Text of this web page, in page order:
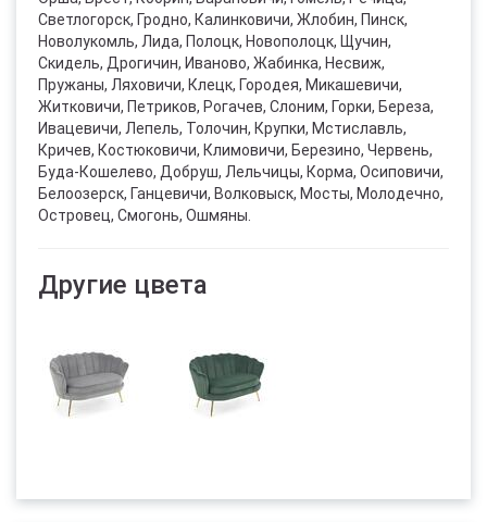
Светлогорск, Гродно, Калинковичи, Жлобин, Пинск,
Новолукомль, Лида, Полоцк, Новополоцк, Щучин,
Скидель, Дрогичин, Иваново, Жабинка, Несвиж,
Пружаны, Ляховичи, Клецк, Городея, Микашевичи,
Житковичи, Петриков, Рогачев, Слоним, Горки, Береза,
Ивацевичи, Лепель, Толочин, Крупки, Мстиславль,
Кричев, Костюковичи, Климовичи, Березино, Червень,
Буда-Кошелево, Добруш, Лельчицы, Корма, Осиповичи,
Белоозерск, Ганцевичи, Волковыск, Мосты, Молодечно,
Островец, Смогонь, Ошмяны.
Другие цвета